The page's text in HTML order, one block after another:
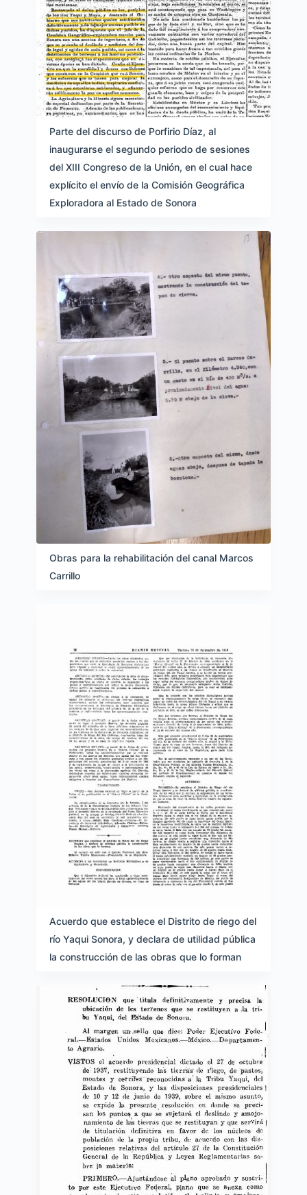
Parte del discurso de Porfirio Díaz, al
inaugurarse el segundo periodo de sesiones
del XIII Congreso de la Unión, en el cual hace
explícito el envío de la Comisión Geográfica
Exploradora al Estado de Sonora
Obras para la rehabilitación del canal Marcos
Carrillo
Acuerdo que establece el Distrito de riego del
río Yaqui Sonora, y declara de utilidad pública
la construcción de las obras que lo forman